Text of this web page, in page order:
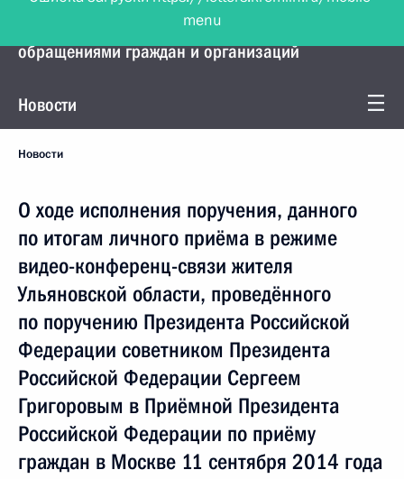
Управление Президента по работе с
обращениями граждан и организаций
Новости
Новости
О ходе исполнения поручения, данного
по итогам личного приёма в режиме
видео-конференц-связи жителя
Ульяновской области, проведённого
по поручению Президента Российской
Федерации советником Президента
Российской Федерации Сергеем
Григоровым в Приёмной Президента
Российской Федерации по приёму
граждан в Москве 11 сентября 2014 года
menu